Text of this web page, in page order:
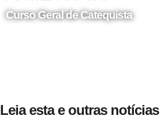
Curso Geral de Catequista
Leia esta e outras notícias